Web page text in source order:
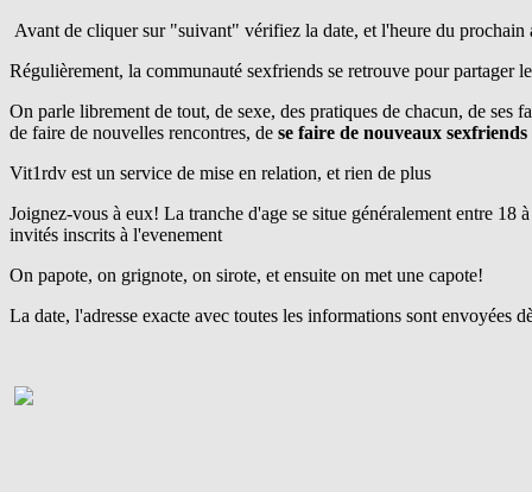
Avant de cliquer sur "suivant" vérifiez la date, et l'heure du
Régulièrement, la communauté sexfriends se retrouve pour partager
On parle librement de tout, de sexe, des pratiques de chacun, de ses
de faire de nouvelles rencontres, de se faire de nouveaux sexfriends
Vit1rdv est un service de mise en relation, et rien de plus
Joignez-vous à eux! La tranche d'age se situe généralement entre
invités inscrits à l'evenement
On papote, on grignote, on sirote, et ensuite on met une capote!
La date, l'adresse exacte avec toutes les informations sont envoyées